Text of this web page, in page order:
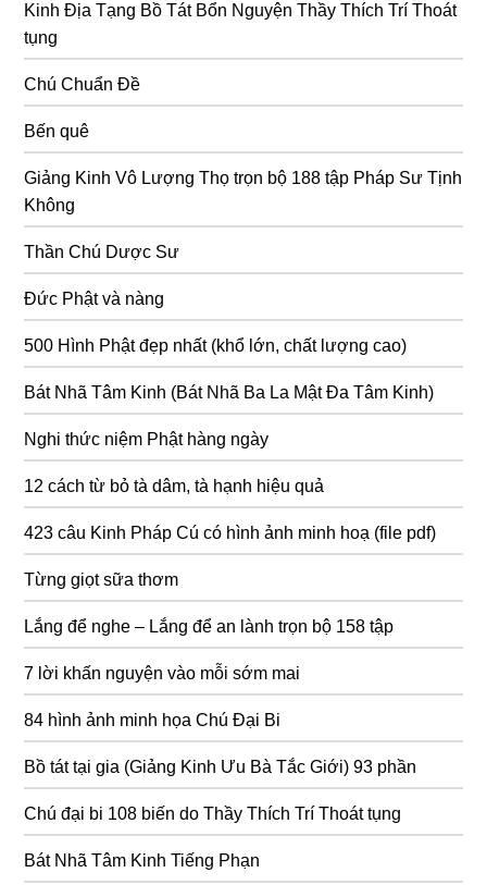
Kinh Địa Tạng Bồ Tát Bổn Nguyện Thầy Thích Trí Thoát
tụng
Chú Chuẩn Đề
Bến quê
Giảng Kinh Vô Lượng Thọ trọn bộ 188 tập Pháp Sư Tịnh
Không
Thần Chú Dược Sư
Đức Phật và nàng
500 Hình Phật đẹp nhất (khổ lớn, chất lượng cao)
Bát Nhã Tâm Kinh (Bát Nhã Ba La Mật Đa Tâm Kinh)
Nghi thức niệm Phật hàng ngày
12 cách từ bỏ tà dâm, tà hạnh hiệu quả
423 câu Kinh Pháp Cú có hình ảnh minh hoạ (file pdf)
Từng giọt sữa thơm
Lắng để nghe – Lắng để an lành trọn bộ 158 tập
7 lời khấn nguyện vào mỗi sớm mai
84 hình ảnh minh họa Chú Đại Bi
Bồ tát tại gia (Giảng Kinh Ưu Bà Tắc Giới) 93 phần
Chú đại bi 108 biến do Thầy Thích Trí Thoát tụng
Bát Nhã Tâm Kinh Tiếng Phạn